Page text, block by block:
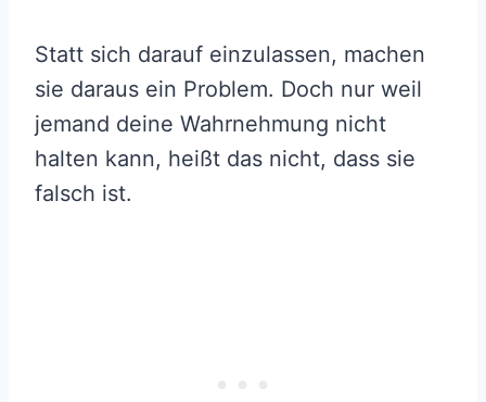
Statt sich darauf einzulassen, machen
sie daraus ein Problem. Doch nur weil
jemand deine Wahrnehmung nicht
halten kann, heißt das nicht, dass sie
falsch ist.